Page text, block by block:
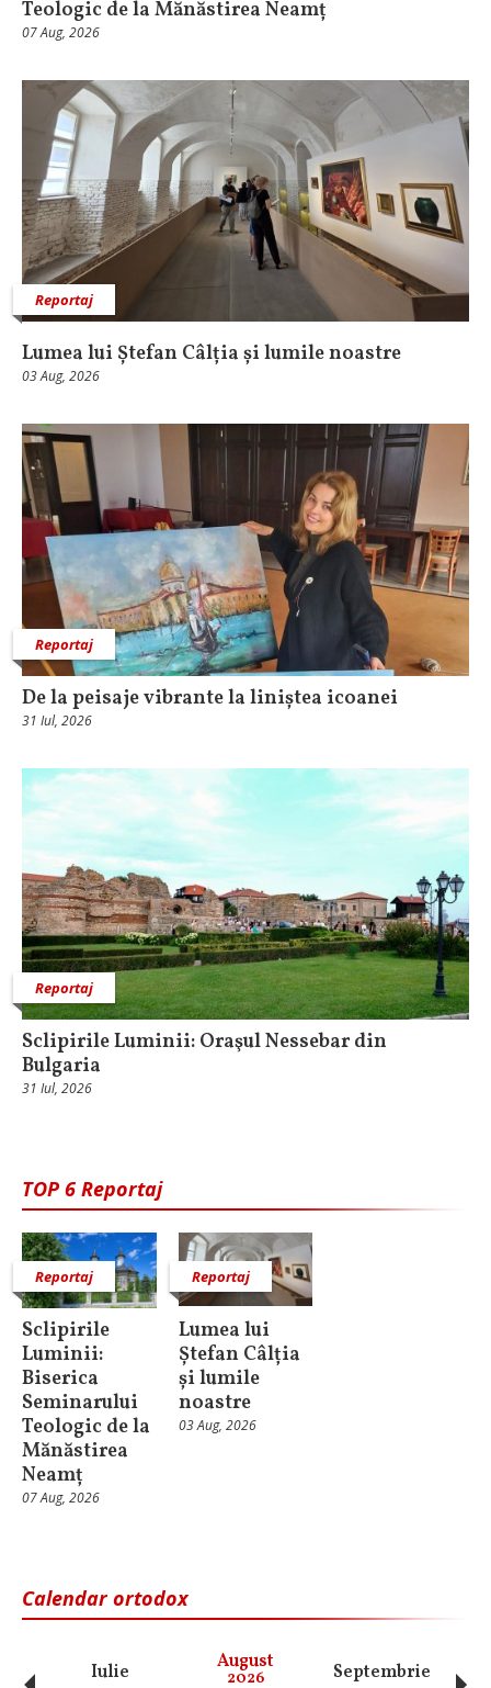
Teologic de la Mănăstirea Neamț
07 Aug, 2026
Reportaj
Lumea lui Ștefan Câlția și lumile noastre
03 Aug, 2026
Reportaj
De la peisaje vibrante la liniștea icoanei
31 Iul, 2026
Reportaj
Sclipirile Luminii: Oraşul Nessebar din
Bulgaria
31 Iul, 2026
TOP 6 Reportaj
Reportaj
Sclipirile
Luminii:
Biserica
Seminarului
Teologic de la
Mănăstirea
Neamț
07 Aug, 2026
Reportaj
Lumea lui
Ștefan Câlția
și lumile
noastre
03 Aug, 2026
Calendar ortodox
Iulie August
2026 Septembrie